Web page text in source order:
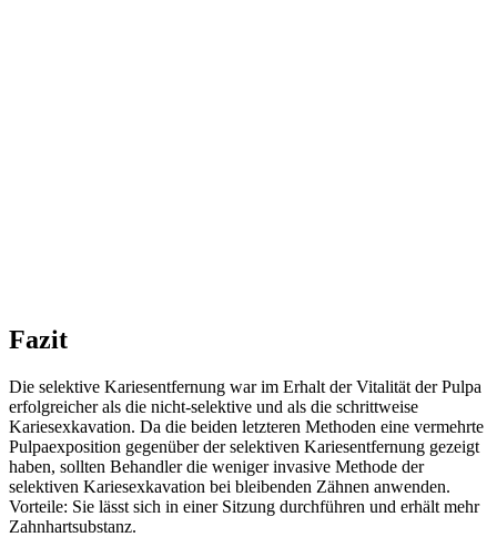
Fazit
Die selektive Kariesentfernung war im Erhalt der Vitalität der Pulpa
erfolgreicher als die nicht-selektive und als die schrittweise
Kariesexkavation. Da die beiden letzteren Methoden eine vermehrte
Pulpaexposition gegenüber der selektiven Kariesentfernung gezeigt
haben, sollten Behandler die weniger invasive Methode der
selektiven Kariesexkavation bei bleibenden Zähnen anwenden.
Vorteile: Sie lässt sich in einer Sitzung durchführen und erhält mehr
Zahnhartsubstanz.